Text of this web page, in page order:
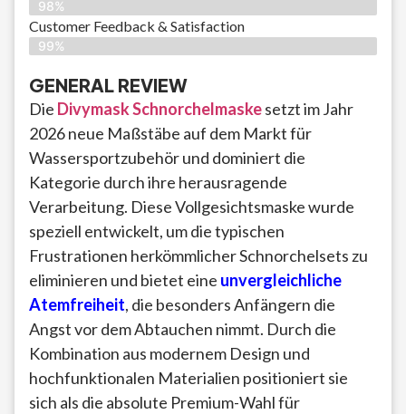
98%
Customer Feedback & Satisfaction​
99%
GENERAL REVIEW
Die Divymask Schnorchelmaskesetzt im Jahr
2026 neue Maßstäbe auf dem Markt für
Wassersportzubehör und dominiert die
Kategorie durch ihre herausragende
Verarbeitung. Diese Vollgesichtsmaske wurde
speziell entwickelt, um die typischen
Frustrationen herkömmlicher Schnorchelsets zu
eliminieren und bietet eine unvergleichliche
Atemfreiheit, die besonders Anfängern die
Angst vor dem Abtauchen nimmt. Durch die
Kombination aus modernem Design und
hochfunktionalen Materialien positioniert sie
sich als die absolute Premium-Wahl für